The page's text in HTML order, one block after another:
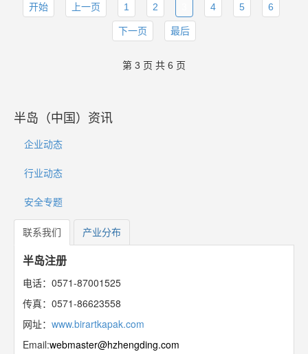
开始 上一页 1 2 4 5 6
下一页 最后
第 3 页 共 6 页
半岛（中国）资讯
企业动态
行业动态
安全专题
联系我们 产业分布
半岛注册
电话：0571-87001525
传真：0571-86623558
网址： www.birartkapak.com
Email:webmaster@hzhengding.com